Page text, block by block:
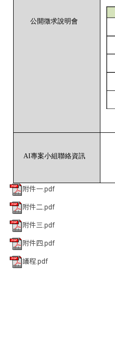
公開徵求說明會
AI專案小組聯絡資訊
附件一.pdf
附件二.pdf
附件三.pdf
附件四.pdf
議程.pdf